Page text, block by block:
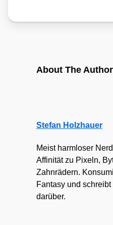
About The Author
Stefan Holzhauer
Meist harmloser
Affinität zu Pixeln,
Zahnrädern.
Fantasy und
darüber.